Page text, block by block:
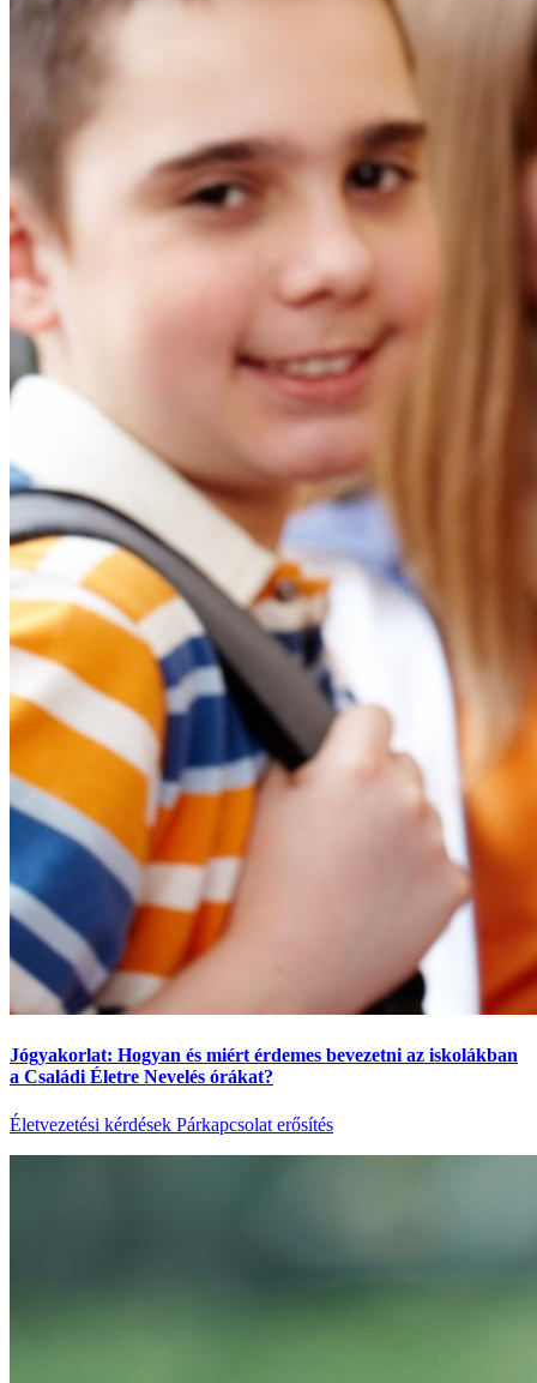
Jógyakorlat: Hogyan és miért érdemes bevezetni az iskolákban
a Családi Életre Nevelés órákat?
Életvezetési kérdések Párkapcsolat erősítés